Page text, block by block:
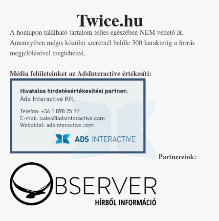
Twice.hu
A honlapon található tartalom teljes egészében NEM vehető át.
Amennyiben mégis közölni szeretnél belőle 300 karakterig a forrás
megjelölésével megteheted.
Média felületeinket az AdsInteractive értékesíti:
Partnereink: